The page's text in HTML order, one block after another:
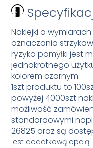
Naklejki o
oznaczania
ryzyko pomyłki jest
jednokrotnego
kolorem czarnym.
1szt produktu to
powyżej 4000szt
możliwość
standardowymi
26825 oraz są
jest dodatkową opcją.